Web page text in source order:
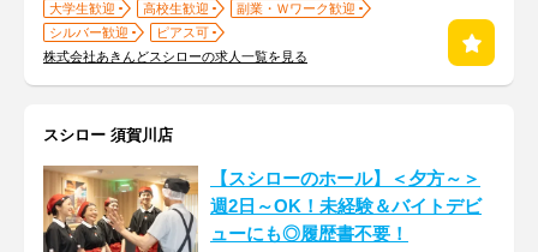
大学生歓迎 高校生歓迎
副業・Ｗワーク歓迎
シルバー歓迎
ピアス可
株式会社あきんどスシローの求人一覧を見る
スシロー 須賀川店
【スシローのホール】＜夕方～＞
週2日～OK！未経験＆バイトデビ
ューにも◎履歴書不要！